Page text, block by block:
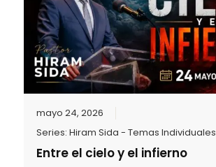
mayo 24, 2026
Series: Hiram Sida - Temas Individuales
Entre el cielo y el infierno